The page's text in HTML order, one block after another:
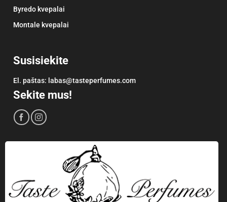
Byredo kvepalai
Montale kvepalai
Susisiekite
El. paštas: labas@tasteperfumes.com
Sekite mus!